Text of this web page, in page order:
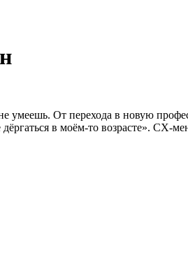
умеешь. От перехода в новую
в моём-то возрасте». CX-